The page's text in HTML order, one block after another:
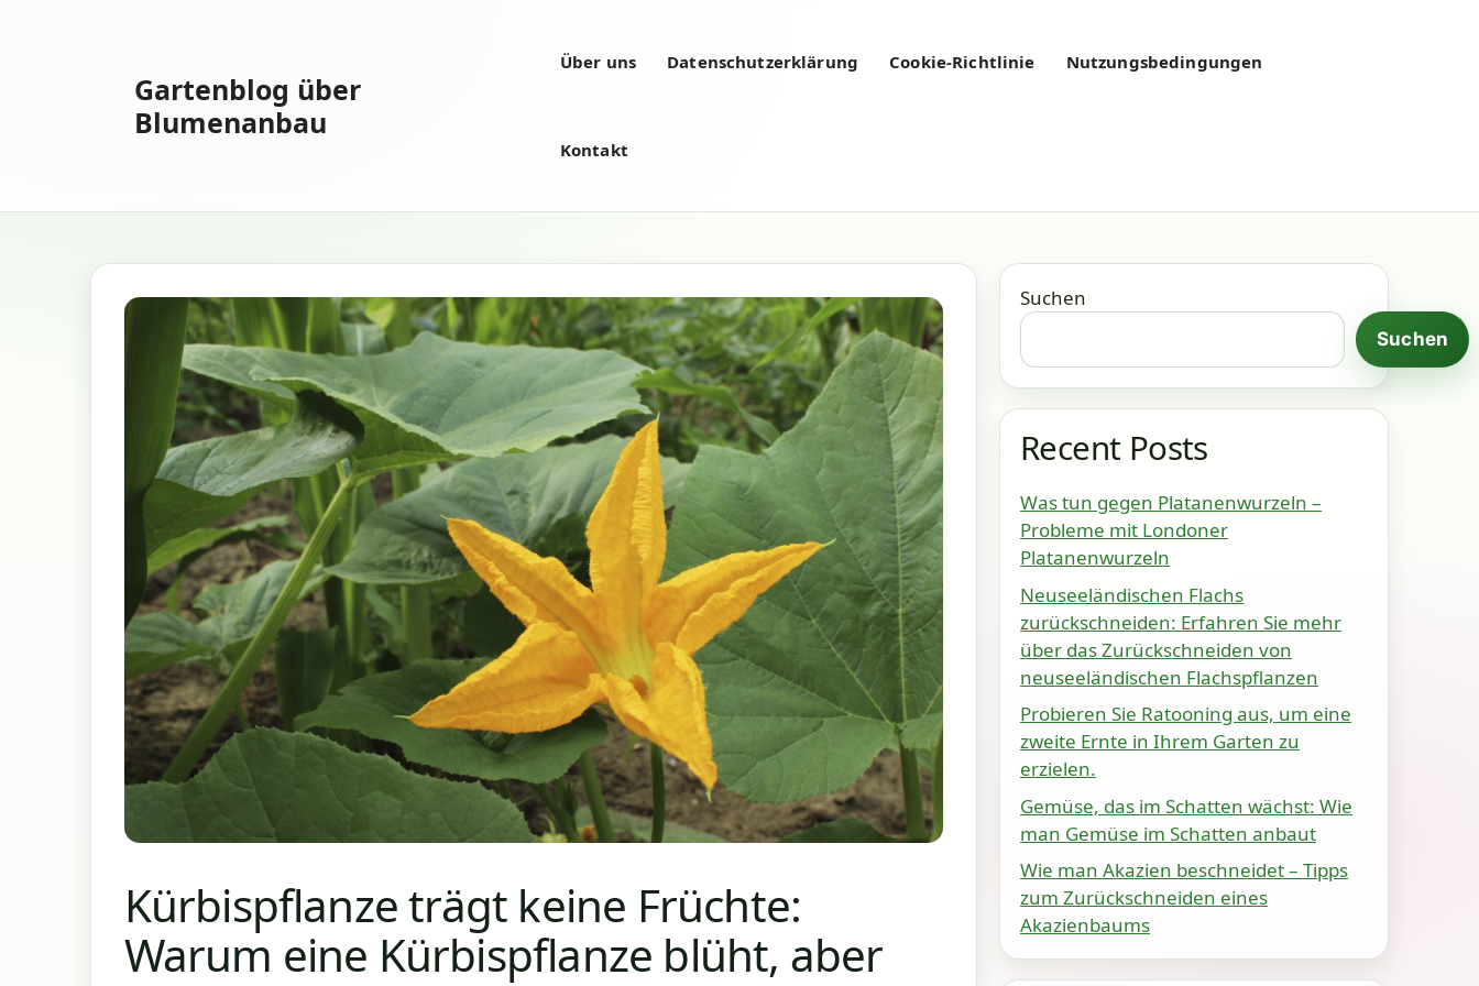
Gartenblog über
Blumenanbau
Über uns Datenschutzerklärung Cookie-Richtlinie Nutzungsbedingungen
Kontakt
Kürbispflanze trägt keine Früchte:
Warum eine Kürbispflanze blüht, aber
Suchen
Suchen
Recent Posts
Was tun gegen Platanenwurzeln –
Probleme mit Londoner
Platanenwurzeln
Neuseeländischen Flachs
zurückschneiden: Erfahren Sie mehr
über das Zurückschneiden von
neuseeländischen Flachspflanzen
Probieren Sie Ratooning aus, um eine
zweite Ernte in Ihrem Garten zu
erzielen.
Gemüse, das im Schatten wächst: Wie
man Gemüse im Schatten anbaut
Wie man Akazien beschneidet – Tipps
zum Zurückschneiden eines
Akazienbaums